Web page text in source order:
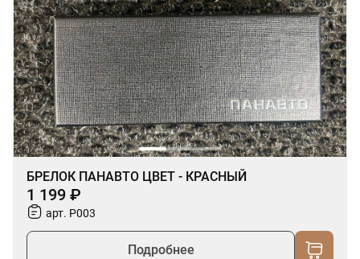
БРЕЛОК ПАНАВТО ЦВЕТ - КРАСНЫЙ
1 199 ₽
арт. P003
Подробнее